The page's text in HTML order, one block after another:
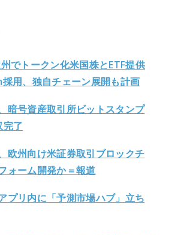
でトークン化米国株とETF提供
用、独自チェーン展開も計画
暗号資産取引所ビットスタンプ
完了
欧州向け米証券取引ブロックチ
ォーム開発か＝報道
プリ内に「予測市場ハブ」立ち